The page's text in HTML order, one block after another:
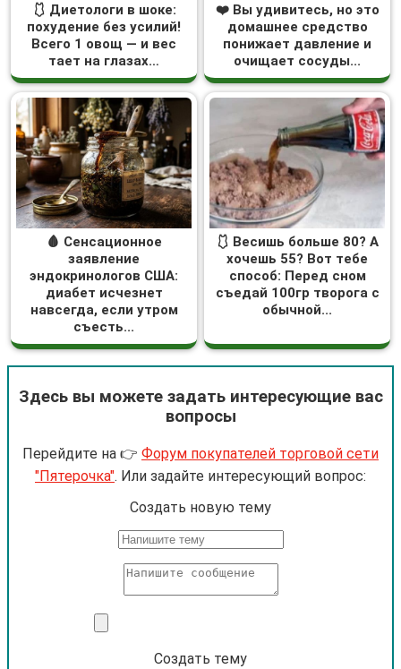
🩱 Диетологи в шоке:
похудение без усилий!
Всего 1 овощ — и вес
тает на глазах…
❤️ Вы удивитесь, но это
домашнее средство
понижает давление и
очищает сосуды...
🩸 Сенсационное
заявление
эндокринологов США:
диабет исчезнет
навсегда, если утром
съесть...
🩱 Весишь больше 80? А
хочешь 55? Вот тебе
способ: Перед сном
съедай 100гр творога с
обычной...
Здесь вы можете задать интересующие вас
вопросы
Перейдите на 👉 Форум покупателей торговой сети
"Пятерочка". Или задайте интересующий вопрос:
Cоздать новую тему
Создать тему